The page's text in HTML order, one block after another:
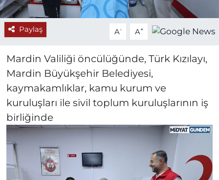
Paylaş A- A+
Mardin Valiliği öncülüğünde, Türk Kızılayı,
Mardin Büyükşehir Belediyesi,
kaymakamlıklar, kamu kurum ve
kuruluşları ile sivil toplum kuruluşlarının iş
birliğinde